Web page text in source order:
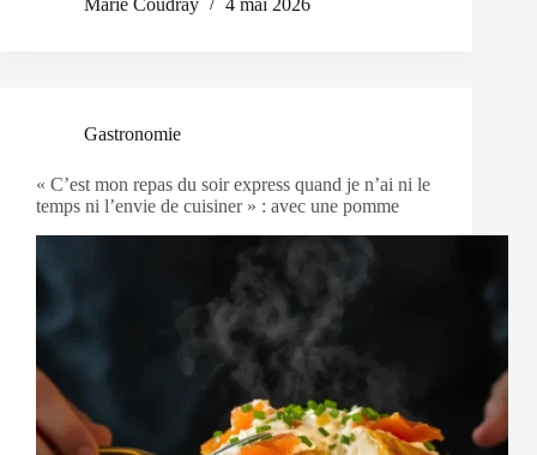
Marie Coudray 4 mai 2026
Gastronomie
« C’est mon repas du soir express quand je n’ai ni le
temps ni l’envie de cuisiner » : avec une pomme